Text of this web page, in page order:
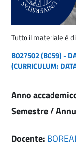
Tutto il materiale è
B027502 (B059) -
(CURRICULUM:
Anno
Semestre /
Docente: